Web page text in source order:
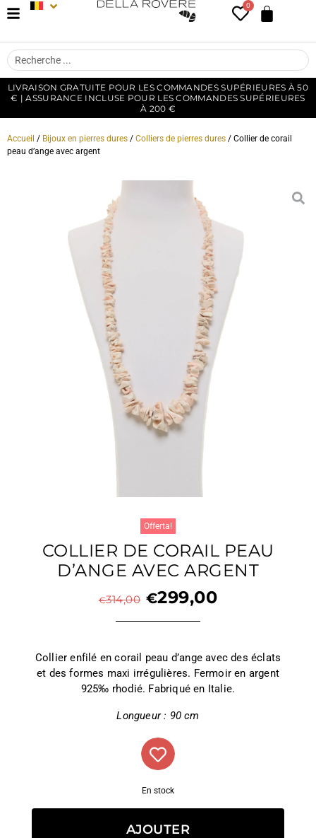
0
LIVRAISON GRATUITE POUR LES COMMANDES SUPÉRIEURES À 50
€ | ASSURANCE INCLUSE POUR LES COMMANDES SUPÉRIEURES
À 200 €
Accueil / Bijoux en pierres dures / Colliers de pierres dures / Collier de corail
peau d’ange avec argent
Offerta!
COLLIER DE CORAIL PEAU
D’ANGE AVEC ARGENT
€314,00 €299,00
Collier enfilé en corail peau d’ange avec des éclats
et des formes maxi irrégulières. Fermoir en argent
925‰ rhodié. Fabriqué en Italie.
Longueur : 90 cm
En stock
AJOUTER